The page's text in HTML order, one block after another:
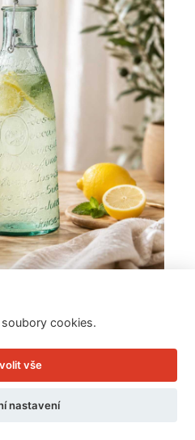
limonádu a sirup
uzávěrem 1 l
249 Kč
cookies.
vše
nastavení